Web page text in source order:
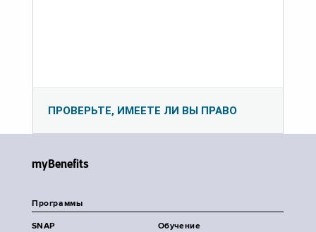
ПРОВЕРЬТЕ, ИМЕЕТЕ ЛИ ВЫ ПРАВО
myBenefits
Программы
SNAP
Обучение